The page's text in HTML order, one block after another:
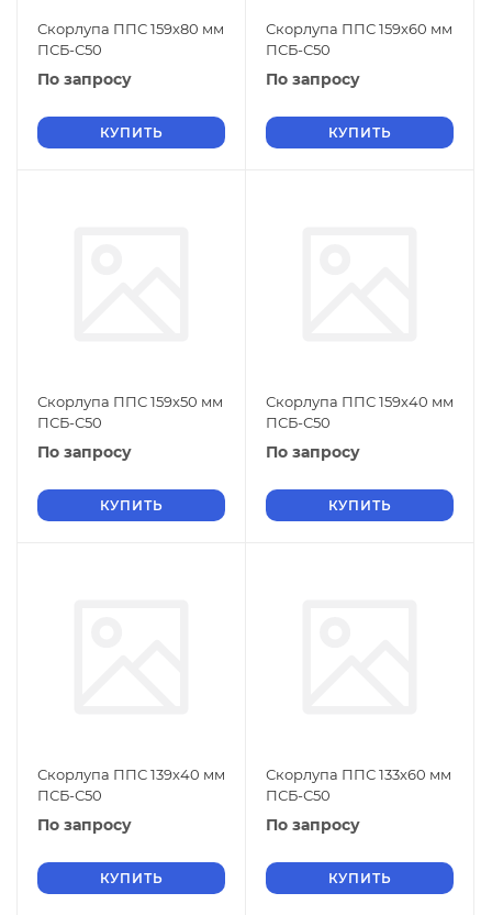
Скорлупа ППС 159х80 мм
ПСБ-С50
По запросу
КУПИТЬ
Скорлупа ППС 159х60 мм
ПСБ-С50
По запросу
КУПИТЬ
Скорлупа ППС 159х50 мм
ПСБ-С50
По запросу
КУПИТЬ
Скорлупа ППС 159х40 мм
ПСБ-С50
По запросу
КУПИТЬ
Скорлупа ППС 139х40 мм
ПСБ-С50
По запросу
КУПИТЬ
Скорлупа ППС 133х60 мм
ПСБ-С50
По запросу
КУПИТЬ